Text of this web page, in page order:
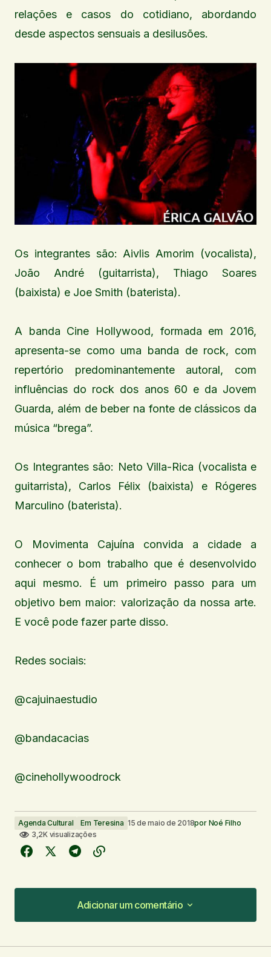
relações e casos do cotidiano, abordando
desde aspectos sensuais a desilusões.
Os integrantes são: Aivlis Amorim (vocalista),
João André (guitarrista), Thiago Soares
(baixista) e Joe Smith (baterista).
A banda Cine Hollywood, formada em 2016,
apresenta-se como uma banda de rock, com
repertório predominantemente autoral, com
influências do rock dos anos 60 e da Jovem
Guarda, além de beber na fonte de clássicos da
música “brega”.
Os Integrantes são: Neto Villa-Rica (vocalista e
guitarrista), Carlos Félix (baixista) e Rógeres
Marculino (baterista).
O Movimenta Cajuína convida a cidade a
conhecer o bom trabalho que é desenvolvido
aqui mesmo. É um primeiro passo para um
objetivo bem maior: valorização da nossa arte.
E você pode fazer parte disso.
Redes sociais:
@cajuinaestudio
@bandacacias
@cinehollywoodrock
Agenda Cultural Em Teresina 15 de maio de 2018por Noé Filho
3,2K visualizações
Adicionar um comentário
Adicionar um comentário